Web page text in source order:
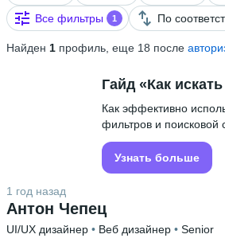
Все фильтры
1 По
Найден 1 профиль, еще 18 после
Гайд «Как
Как эффективно
фильтров и поисковой
Узнать больше
Антон Чепец
1 год назад
UI/UX дизайнер • Веб дизайнер • Senior